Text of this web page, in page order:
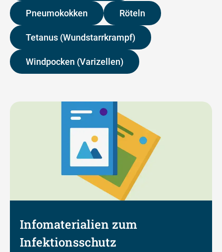
Pneumokokken Röteln
Tetanus (Wundstarrkrampf)
Windpocken (Varizellen)
Infomaterialien zum
Infektionsschutz